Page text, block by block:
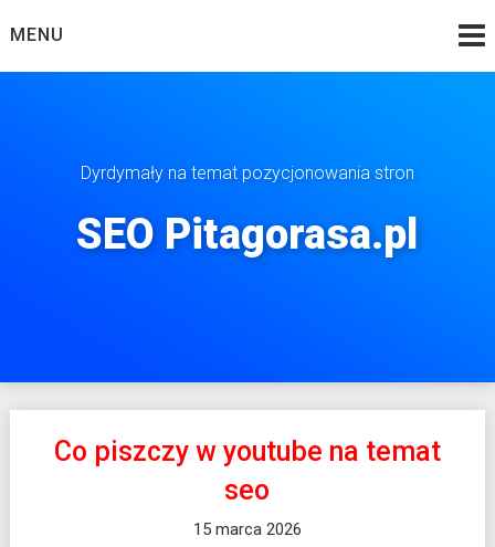
toMENU
Dyrdymały na temat pozycjonowania stron
SEO Pitagorasa.pl
Co piszczy w youtube na temat
seo
15 marca 2026